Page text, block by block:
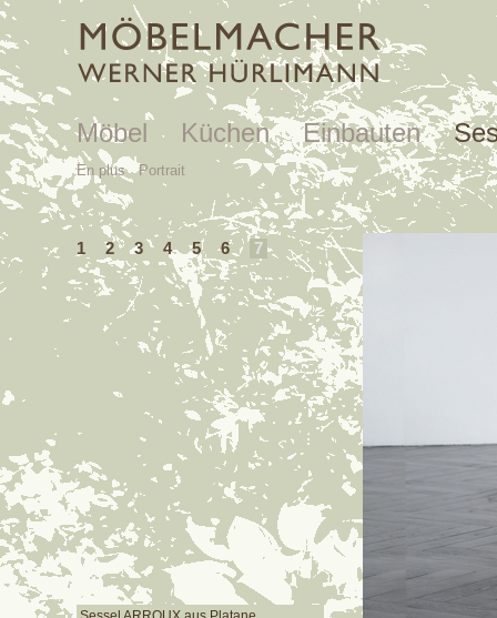
Möbel Küchen Einbauten
En plus Portrait
1 2 3 4 5 6 7